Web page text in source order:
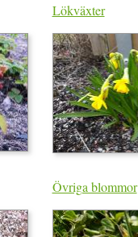
Lökväxter
Övriga blommor